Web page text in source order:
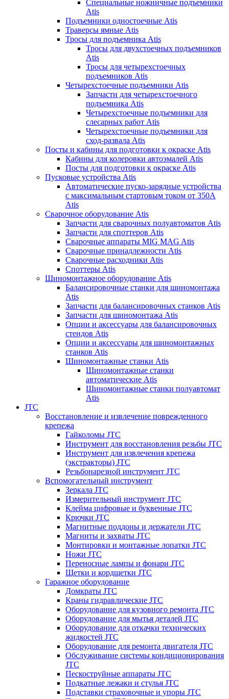
Специальные ножничные подъемники
Atis
Подъемники одностоечные Atis
Траверсы ямные Atis
Тросы для подъемника Atis
Тросы для двухстоечных подъемников
Atis
Тросы для четырехстоечных
подъемников Atis
Четырехстоечные подъемники Atis
Запчасти для четырехстоечного
подъемника Atis
Четырехстоечные подъемники для
слесарных работ Atis
Четырехстоечные подъемники для
сход-развала Atis
Посты и кабины для подготовки к окраске Atis
Кабины для колеровки автоэмалей Atis
Посты для подготовки к окраске Atis
Пусковые устройства Atis
Автоматические пуско-зарядные устройства
с максимальным стартовым током от 350А
Atis
Сварочное оборудование Atis
Запчасти для сварочных полуавтоматов Atis
Запчасти для споттеров Atis
Сварочные аппараты MIG MAG Atis
Сварочные принадлежности Atis
Сварочные расходники Atis
Споттеры Atis
Шиномонтажное оборудование Atis
Балансировочные станки для шиномонтажа
Atis
Запчасти для балансировочных станков Atis
Запчасти для шиномонтажа Atis
Опции и аксессуары для балансировочных
стендов Atis
Опции и аксессуары для шиномонтажных
станков Atis
Шиномонтажные станки Atis
Шиномонтажные станки
автоматические Atis
Шиномонтажные станки полуавтомат
Atis
JTC
Восстановление и извлечение поврежденного
крепежа
Гайколомы JTC
Инструмент для восстановления резьбы JTC
Инструмент для извлечения крепежа
(экстракторы) JTC
Резьбонарезной инструмент JTC
Вспомогательный инструмент
Зеркала JTC
Измерительный инструмент JTC
Клейма цифровые и буквенные JTC
Крючки JTC
Магнитные поддоны и держатели JTC
Магниты и захваты JTC
Монтировки и монтажные лопатки JTC
Ножи JTC
Переносные лампы и фонари JTC
Щетки и кордщетки JTC
Гаражное оборудование
Домкраты JTC
Краны гидравлические JTC
Оборудование для кузовного ремонта JTC
Оборудование для мытья деталей JTC
Оборудование для откачки технических
жидкостей JTC
Оборудование для ремонта двигателя JTC
Обслуживание системы кондиционирования
JTC
Пескоструйные аппараты JTC
Подкатные лежаки и стулья JTC
Подставки страховочные и упоры JTC